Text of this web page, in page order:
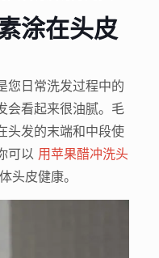
涂在头皮
您日常洗发过程中的
会看起来很油腻。毛
头发的末端和中段使
可以 用苹果醋冲洗头
头皮健康。